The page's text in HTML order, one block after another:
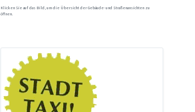
Klicken Sie auf das Bild, um die Übersicht der Gebäude- und Straßenansichten zu
öffnen.